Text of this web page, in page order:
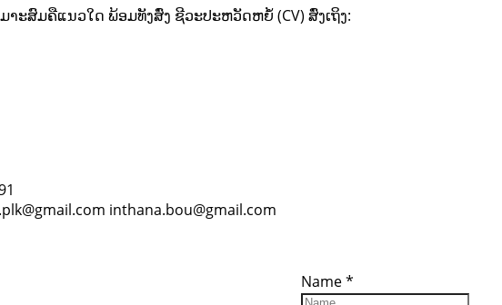
ສົມຄືແນວໃດ ພ້ອມທັງສົ່ງ ຊີວະປະຫວັດຫຍໍ້ (CV) ສົ່ງເຖິງ:
inthana.bou@gmail.com
Name*